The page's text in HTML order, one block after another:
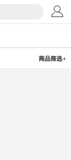
商品筛选+